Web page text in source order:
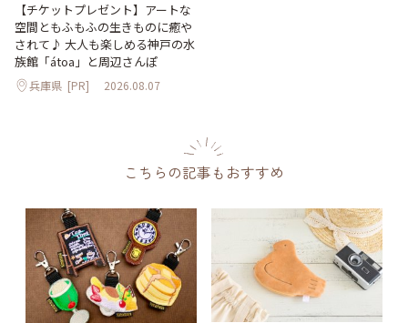
【チケットプレゼント】アートな
空間ともふもふの生きものに癒や
されて♪ 大人も楽しめる神戸の水
族館「átoa」と周辺さんぽ
兵庫県 [PR] 2026.08.07
こちらの記事もおすすめ